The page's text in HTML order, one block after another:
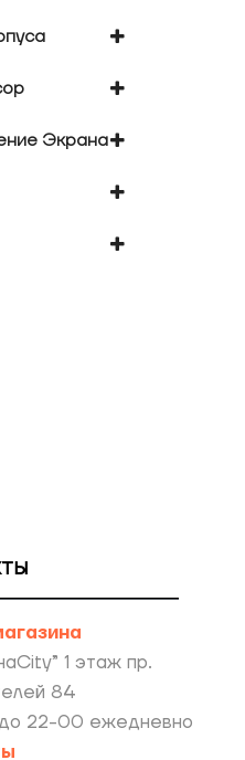
Экрана
1 этаж пр.
84
22-00 ежедневно